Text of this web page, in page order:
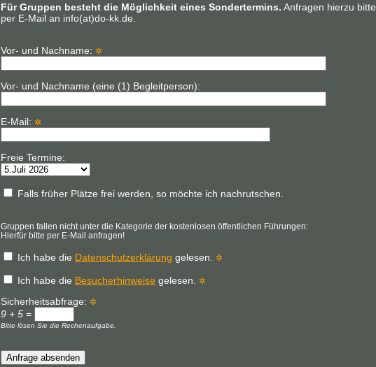
Für Gruppen besteht die Möglichkeit eines Sondertermins. Anfragen hierzu bitte
per E-Mail an info(at)do-kk.de.
Vor- und Nachname: ✲
Vor- und Nachname (eine (1) Begleitperson):
E-Mail: ✲
Freie Termine:
Falls früher Plätze frei werden, so möchte ich nachrutschen.
Gruppen fallen nicht unter die Kategorie der kostenlosen öffentlichen Führungen:
Hierfür bitte per E-Mail anfragen!
Ich habe die Datenschutzerklärung gelesen. ✲
Ich habe die Besucherhinweise gelesen. ✲
Sicherheitsabfrage: ✲
9 + 5 =
Bitte lösen Sie die Rechenaufgabe.